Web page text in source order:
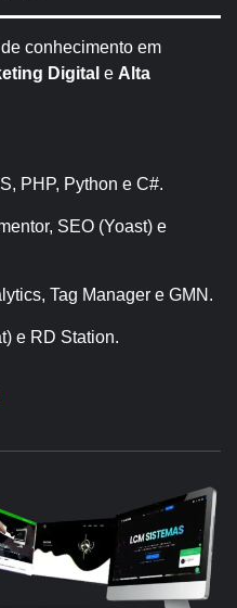
conhecimento em
Digital e Alta
PHP, Python e C#.
SEO (Yoast) e
Tag Manager e GMN.
e RD Station.